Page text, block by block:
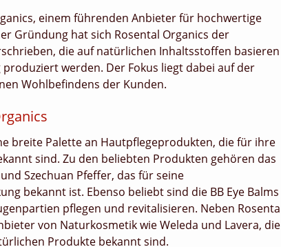
einem führenden Anbieter für hochwertige
Gründung hat sich Rosental Organics der
die auf natürlichen Inhaltsstoffen basieren
werden. Der Fokus liegt dabei auf der
Wohlbefindens der Kunden.
breite Palette an Hautpflegeprodukten, die für ihre
sind. Zu den beliebten Produkten gehören das
Szechuan Pfeffer, das für seine
bekannt ist. Ebenso beliebt sind die BB Eye Balms
pflegen und revitalisieren. Neben
von Naturkosmetik wie Weleda und Lavera, die
Produkte bekannt sind.